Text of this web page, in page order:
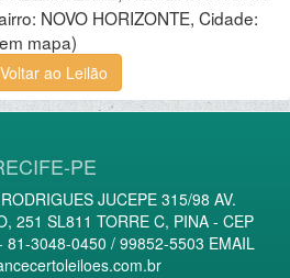
NOVO HORIZONTE, Cidade:
mapa)
ao Leilão
PE
JUCEPE 315/98 AV.
251 SL811 TORRE C, PINA - CEP
81-3048-0450 / 99852-5503 EMAIL